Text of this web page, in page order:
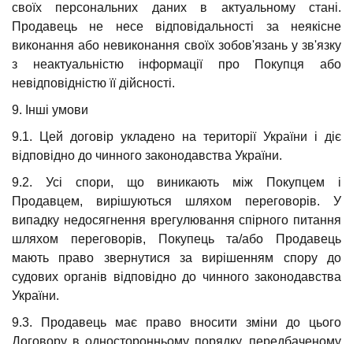
своїх персональних даних в актуальному стані.
Продавець не несе відповідальності за неякісне
виконання або невиконання своїх зобов'язань у зв'язку
з неактуальністю інформації про Покупця або
невідповідністю її дійсності.
9. Інші умови
9.1. Цей договір укладено на території України і діє
відповідно до чинного законодавства України.
9.2. Усі спори, що виникають між Покупцем і
Продавцем, вирішуються шляхом переговорів. У
випадку недосягнення врегулювання спірного питання
шляхом переговорів, Покупець та/або Продавець
мають право звернутися за вирішенням спору до
судових органів відповідно до чинного законодавства
України.
9.3. Продавець має право вносити зміни до цього
Договору в односторонньому порядку, передбаченому